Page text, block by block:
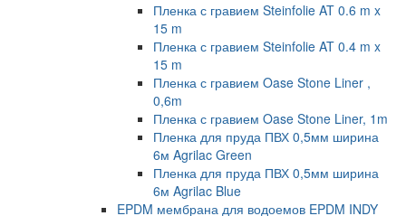
Пленка с гравием Steinfolie AT 0.6 m x
15 m
Пленка с гравием Steinfolie AT 0.4 m x
15 m
Пленка с гравием Oase Stone Liner ,
0,6m
Пленка с гравием Oase Stone Liner, 1m
Пленка для пруда ПВХ 0,5мм ширина
6м Agrilac Green
Пленка для пруда ПВХ 0,5мм ширина
6м Agrilac Blue
EPDM мембрана для водоемов EPDM INDY